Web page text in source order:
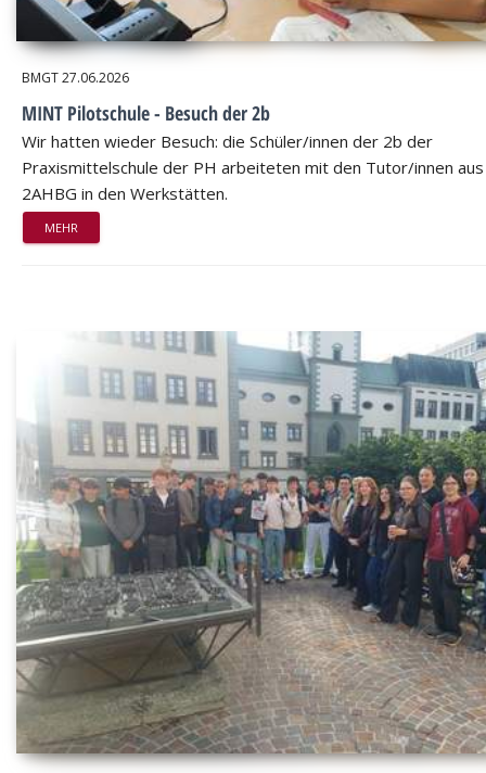
BMGT27.06.2026
MINT Pilotschule - Besuch der 2b
Wir hatten wieder Besuch: die Schüler/innen der 2b der
Praxismittelschule der PH arbeiteten mit den Tutor/innen
2AHBG in den Werkstätten.
MEHR